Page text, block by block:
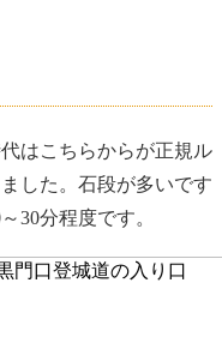
はこちらからが正規ル
した。石段が多いです
30分程度です。